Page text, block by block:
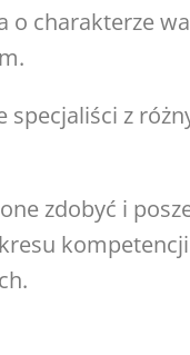
o charakterze
specjaliści z
zdobyć i
kompetencji